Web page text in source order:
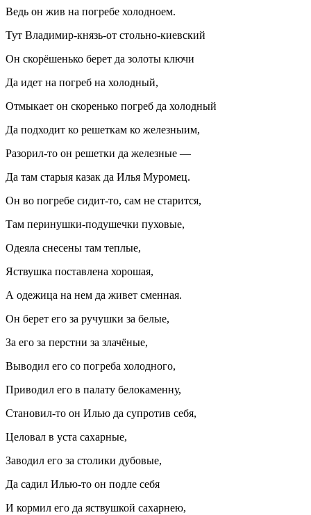
Ведь он жив на погребе холодноем.
Тут Владимир-князь-от стольно-киевский
Он скорёшенько берет да золоты ключи
Да идет на погреб на холодный,
Отмыкает он скоренько погреб да холодный
Да подходит ко решеткам ко железныим,
Разорил-то он решетки да железные —
Да там старыя казак да Илья Муромец.
Он во погребе сидит-то, сам не старится,
Там перинушки-подушечки пуховые,
Одеяла снесены там теплые,
Яствушка поставлена хорошая,
А одежица на нем да живет сменная.
Он берет его за ручушки за белые,
За его за перстни за злачёные,
Выводил его со погреба холодного,
Приводил его в палату белокаменну,
Становил-то он Илью да супротив себя,
Целовал в уста сахарные,
Заводил его за столики дубовые,
Да садил Илью-то он подле себя
И кормил его да яствушкой сахарнею,